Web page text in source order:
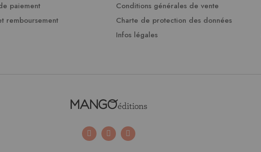
paiement
remboursement
Conditions générales de vente
Charte de protection des données
Infos légales